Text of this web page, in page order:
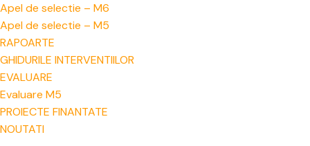
Apel de selectie – M6
Apel de selectie – M5
RAPOARTE
GHIDURILE INTERVENTIILOR
EVALUARE
Evaluare M5
PROIECTE FINANTATE
NOUTATI